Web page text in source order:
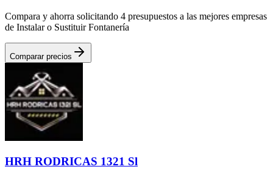
Compara y ahorra solicitando 4 presupuestos a las mejores empresas
de Instalar o Sustituir Fontanería
Comparar precios
HRH RODRICAS 1321 Sl